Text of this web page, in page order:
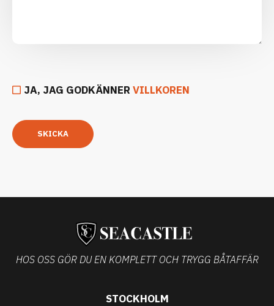
JA, JAG GODKÄNNER VILLKOREN
SKICKA
HOS OSS GÖR DU EN KOMPLETT OCH TRYGG BÅTAFFÄR
STOCKHOLM